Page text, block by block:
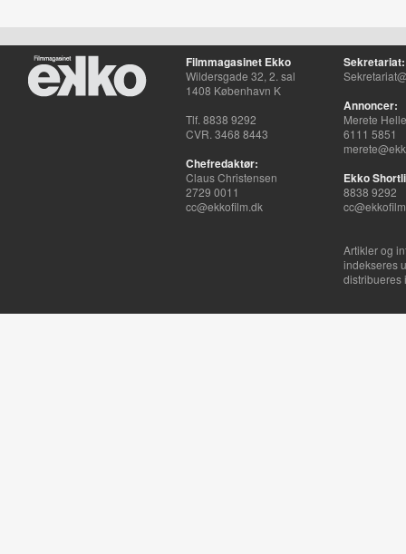
Filmmagasinet Ekko
Wildersgade 32, 2. sal
1408 København K
Tlf. 8838 9292
CVR. 3468 8443
Chefredaktør:
Claus Christensen
2729 0011
cc@ekkofilm.dk
Sekretariat:
Annoncer:
Merete
6111 5851
Ekko
8838 9292
Artikler og
indekseres
distribueres